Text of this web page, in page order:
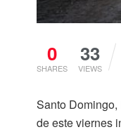
0
SHARES
33
VIEWS
Santo
de este viernes